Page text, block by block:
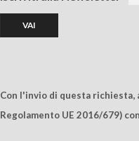
Con l'invio di questa
Regolamento UE 2016/679)